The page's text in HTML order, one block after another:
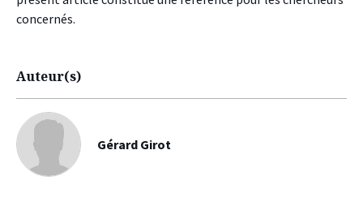
concernés.
Auteur(s)
Gérard Girot